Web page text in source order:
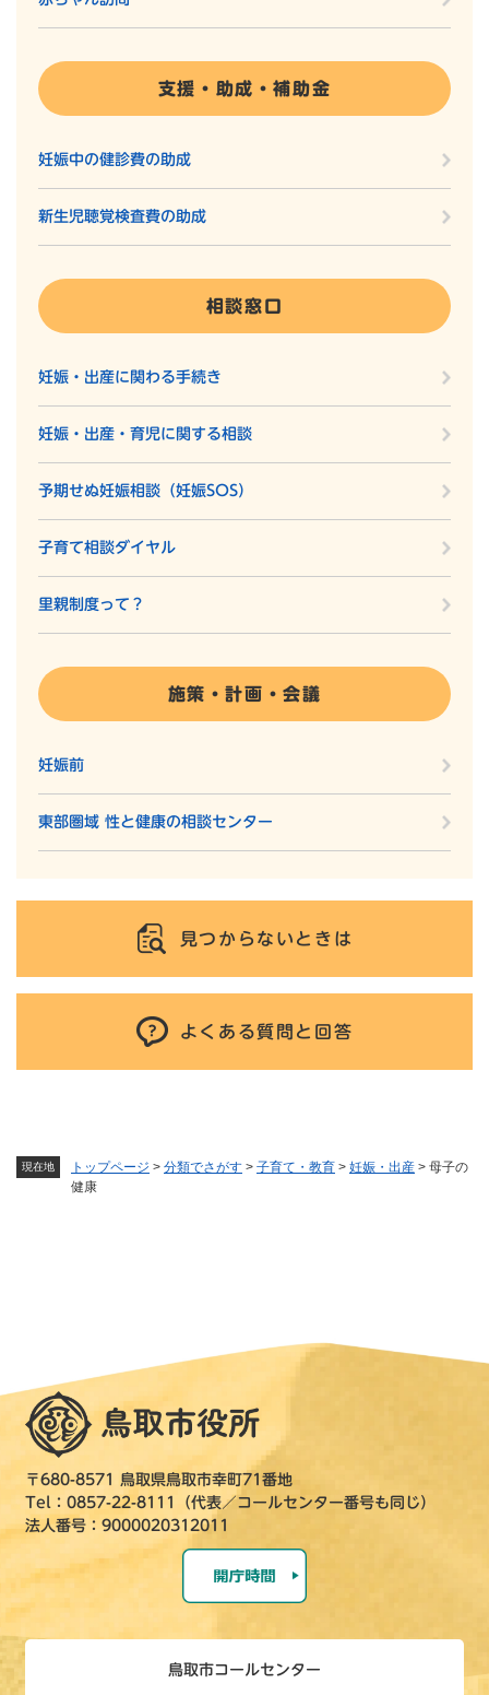
現在地 トップページ > 分類でさがす > 子育て・教育 > 妊娠・出産 > 母子の
健康
支援・助成・補助金
妊娠中の健診費の助成
新生児聴覚検査費の助成
相談窓口
妊娠・出産に関わる手続き
妊娠・出産・育児に関する相談
予期せぬ妊娠相談（妊娠SOS）
子育て相談ダイヤル
里親制度って？
施策・計画・会議
妊娠前
東部圏域 性と健康の相談センター
見つからないときは
よくある質問と回答
〒680-8571 鳥取県鳥取市幸町71番地
Tel：0857-22-8111（代表／コールセンター番号も同じ）
法人番号：9000020312011
鳥取市コールセンター